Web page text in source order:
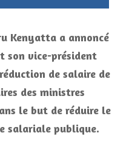
Kenyatta a annoncé
son vice-président
de salaire de
des ministres
le but de réduire le
salariale publique.